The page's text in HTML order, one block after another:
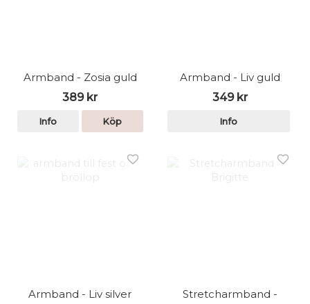
Armband - Zosia guld
389 kr
Info Köp
Armband - Liv guld
349 kr
Info
Armband - Liv silver
Stretcharmband -